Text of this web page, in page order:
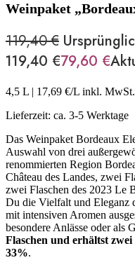
Weinpaket
119,40€
119,40 €79,60 €
4,5 L | 17,69 €/L inkl. MwSt.
Lieferzeit: ca. 3-5 Werktage
Das Weinpaket Bordeaux
Auswahl von drei
renommierten Region
Château des Landes, zwei
zwei Flaschen des 2023 Le
Du die Vielfalt und Eleganz
mit intensiven Aromen
besondere Anlässe oder als
Flaschen und erhältst
33%.